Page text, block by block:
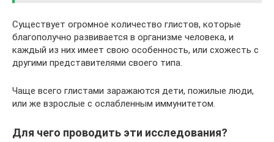
Существует огромное количество глистов, которые
благополучно развивается в организме человека, и
каждый из них имеет свою особенность, или схожесть с
другими представителями своего типа.
Чаще всего глистами заражаются дети, пожилые люди,
или же взрослые с ослабленным иммунитетом.
Для чего проводить эти исследования?